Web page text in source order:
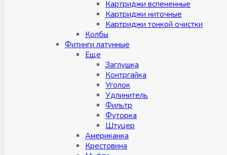
Картриджи вспененные
Картриджи ниточные
Картриджи тонкой очистки
Колбы
Фитинги латунные
Eщe
Заглушка
Контргайка
Уголок
Удлинитель
Фильтр
Футорка
Штуцер
Американка
Крестовина